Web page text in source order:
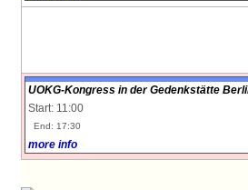
UOKG-Kongress in der Gedenkstätte
Start: 11:00
End: 17:30
more info